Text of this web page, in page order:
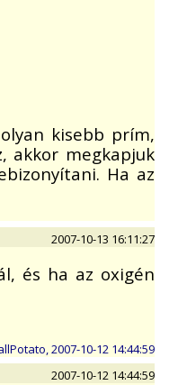
kisebb prím,
akkor megkapjuk
Ha az
2007-10-13 16:11:27
és ha az oxigén
2007-10-12 14:44:59
2007-10-12 14:44:59